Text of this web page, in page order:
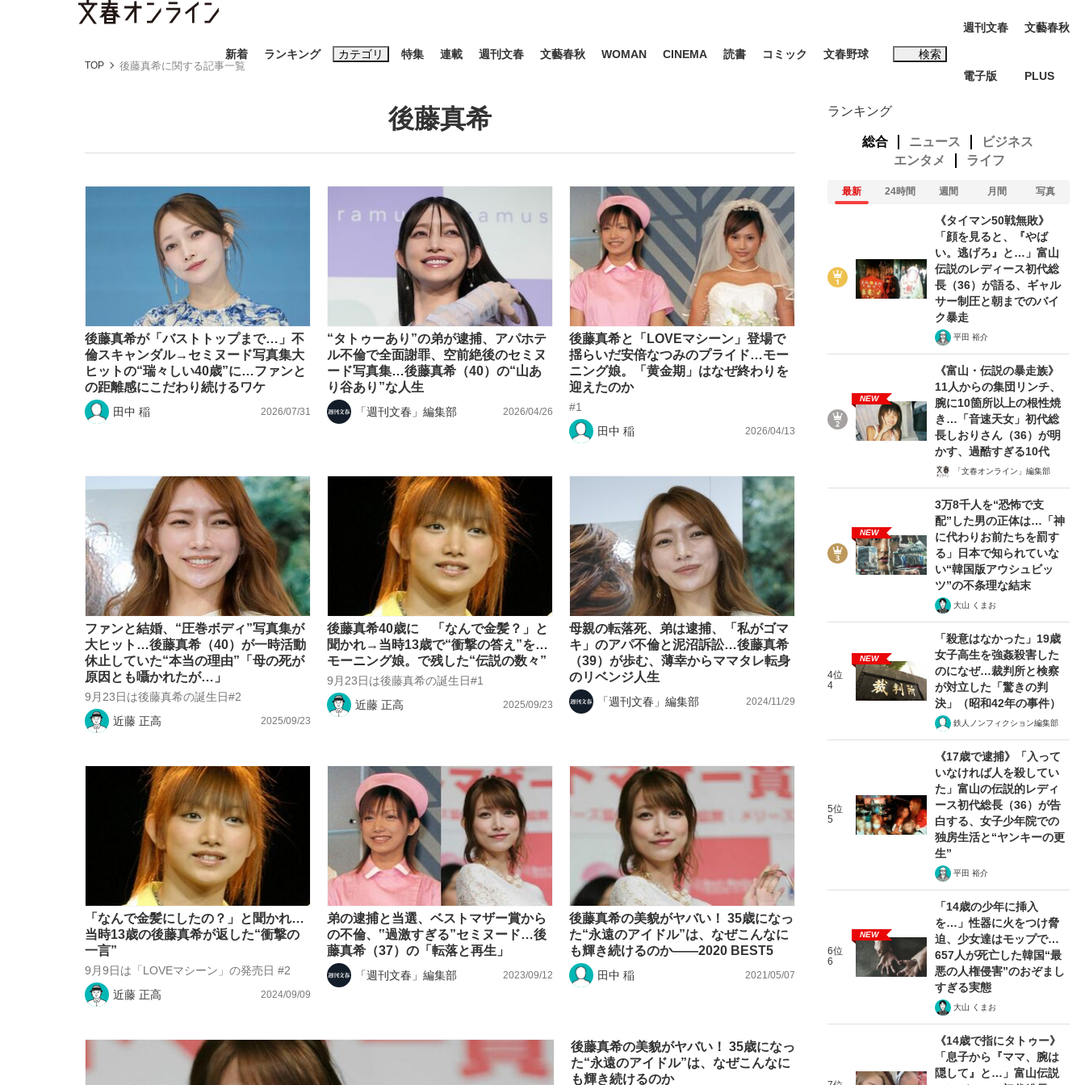
新着 ランキング カテゴリ
「90%は失敗する。でも…」本田圭佑が初めて明かした日本代表監督に... 「最悪の空気のまま解散」WBC日本代表“敗戦”の真実 選手が明かす...
「敗因分析は一切聞かれなかった」侍ジャパン選手が証言した“NPB聞... 「クマが悪者扱いされているのが悲しい」『北の国から』倉本聰氏（91...
「目標達成できなかったからと言って…」サッカー日本代表・森保一監督...
特集
終戦から81年
観る将棋、読む将棋
キングの誕生を、目撃せよ。
いまさら聞けない資産運用のすべて
the Style
もっと見る
連載 週刊文春 文藝春秋 WOMAN CINEMA 読書 コミック 文春野球 検索
おすすめのキーワードタグ一覧
#高市早苗 #城彰二 #内田有紀
#松田聖子
#玉木雄一郎
#亀和田武
週刊文春
電子版
文藝春秋
PLUS
TOP 後藤真希に関する記事一覧
後藤真希
後藤真希が「バストトップまで…」不
倫スキャンダル→セミヌード写真集大
ヒットの“瑞々しい40歳”に…ファンと
の距離感にこだわり続けるワケ
田中 稲 2026/07/31
“タトゥーあり”の弟が逮捕、アパホテ
ル不倫で全面謝罪、空前絶後のセミヌ
ード写真集…後藤真希（40）の“山あ
り谷あり”な人生
「週刊文春」編集部 2026/04/26
後藤真希と「LOVEマシーン」登場で
揺らいだ安倍なつみのプライド…モー
ニング娘。「黄金期」はなぜ終わりを
迎えたのか
#1
田中 稲
2026/04/13
ファンと結婚、“圧巻ボディ”写真集が
大ヒット…後藤真希（40）が一時活動
休止していた“本当の理由”「母の死が
原因とも囁かれたが…」
9月23日は後藤真希の誕生日#2
近藤 正高
2025/09/23
後藤真希40歳に 「なんで金髪？」と
聞かれ→当時13歳で“衝撃の答え”を…
モーニング娘。で残した“伝説の数々”
9月23日は後藤真希の誕生日#1
近藤 正高
2025/09/23
母親の転落死、弟は逮捕、「私がゴマ
キ」のアパ不倫と泥沼訴訟…後藤真希
（39）が歩む、薄幸からママタレ転身
のリベンジ人生
「週刊文春」編集部 2024/11/29
「なんで金髪にしたの？」と聞かれ…
当時13歳の後藤真希が返した“衝撃の
一言”
9月9日は「LOVEマシーン」の発売日 #2
近藤 正高
2024/09/09
弟の逮捕と当選、ベストマザー賞から
の不倫、‟過激すぎる”セミヌード…後
藤真希（37）の「転落と再生」
「週刊文春」編集部 2023/09/12
後藤真希の美貌がヤバい！ 35歳になっ
た“永遠のアイドル”は、なぜこんなに
も輝き続けるのか――2020 BEST5
田中 稲 2021/05/07
後藤真希の美貌がヤバい！ 35歳になっ
た“永遠のアイドル”は、なぜこんなに
も輝き続けるのか
ランキング
総合 ニュース
ビジネス
エンタメ
ライフ
最新 24時間 週間 月間 写真
《タイマン50戦無敗》
「顔を見ると、『やば
い。逃げろ』と…」富山
伝説のレディース初代総
長（36）が語る、ギャル
サー制圧と朝までのバイ
ク暴走
平田 裕介
NEW
《富山・伝説の暴走族》
11人からの集団リンチ、
腕に10箇所以上の根性焼
き…「音速天女」初代総
長しおりさん（36）が明
かす、過酷すぎる10代
「文春オンライン」編集部
NEW
3万8千人を“恐怖で支
配”した男の正体は…「神
に代わりお前たちを罰す
る」日本で知られていな
い“韓国版アウシュビッ
ツ”の不条理な結末
大山 くまお
4位
4
NEW
「殺意はなかった」19歳
女子高生を強姦殺害した
のになぜ…裁判所と検察
が対立した「驚きの判
決」（昭和42年の事件）
鉄人ノンフィクション編集部
5位
5
《17歳で逮捕》「入って
いなければ人を殺してい
た」富山の伝説的レディ
ース初代総長（36）が告
白する、女子少年院での
独房生活と“ヤンキーの更
生”
平田 裕介
6位
6
NEW
「14歳の少年に挿入
を…」性器に火をつけ脅
迫、少女達はモップで…
657人が死亡した韓国“最
悪の人権侵害”のおぞまし
すぎる実態
大山 くまお
《14歳で指にタトゥー》
「息子から『ママ、腕は
隠して』と…」富山伝説